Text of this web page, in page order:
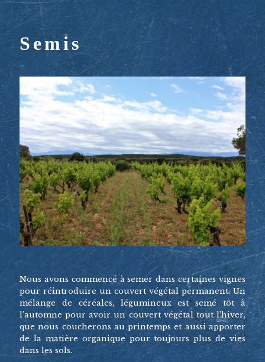
Semis
Nous avons commencé à semer dans certaines vignes
pour réintroduire un couvert végétal permanent. Un
mélange de céréales, légumineux est semé tôt à
l’automne pour avoir un couvert végétal tout l’hiver,
que nous coucherons au printemps et aussi apporter
de la matière organique pour toujours plus de vies
dans les sols.